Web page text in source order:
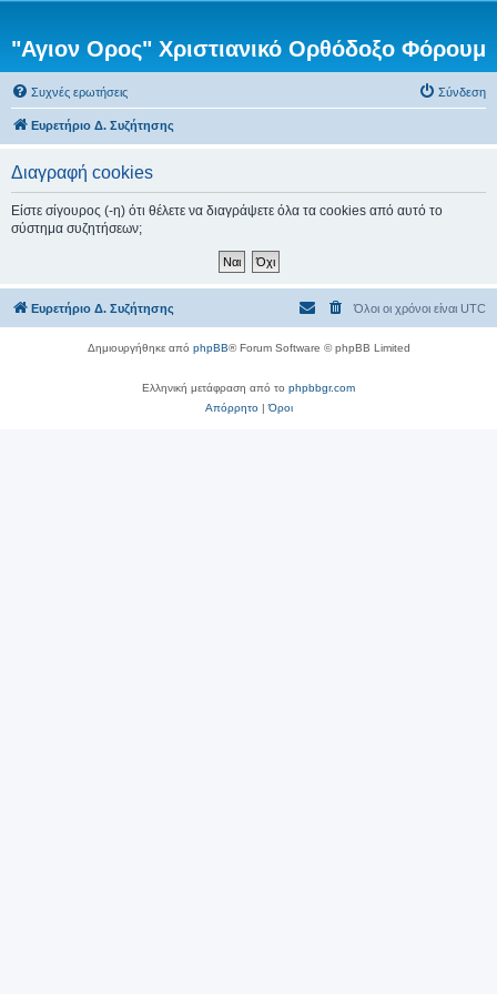
"Αγιον Ορος" Χριστιανικό Ορθόδοξο Φόρουμ
Συχνές ερωτήσεις Σύνδεση
Ευρετήριο Δ. Συζήτησης
Διαγραφή cookies
Είστε σίγουρος (-η) ότι θέλετε να διαγράψετε όλα τα cookies από αυτό το
σύστημα συζητήσεων;
Ευρετήριο Δ. Συζήτησης Όλοι οι χρόνοι είναι UTC
Δημιουργήθηκε από phpBB® Forum Software © phpBB Limited
Ελληνική μετάφραση από το phpbbgr.com
Απόρρητο|Όροι